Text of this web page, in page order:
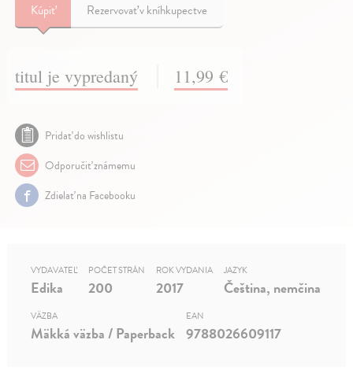
Kúpiť Rezervovať v kníhkupectve
titul je vypredaný 11,99 €
Pridať do wishlistu
Odporučiť známemu
Zdielať na Facebooku
VYDAVATEĽ
Edika
POČET STRÁN
200
ROK VYDANIA
2017
JAZYK
Čeština, nemčina
VÄZBA
Mäkká väzba / Paperback
EAN
9788026609117